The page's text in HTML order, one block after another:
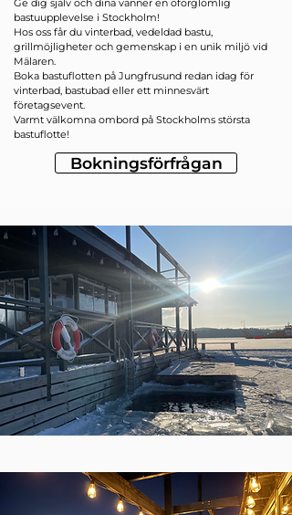
Ge dig själv och dina vänner en oförglömlig
bastuupplevelse i Stockholm!
Hos oss får du vinterbad, vedeldad bastu,
grillmöjligheter och gemenskap i en unik miljö vid
Mälaren.
Boka bastuflotten på Jungfrusund redan idag för
vinterbad, bastubad eller ett minnesvärt
företagsevent.
Varmt välkomna ombord på Stockholms största
bastuflotte!
Bokningsförfrågan